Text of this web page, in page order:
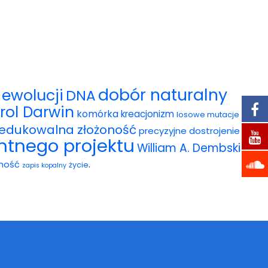
DNAdobór naturalny
Darwin komórkakreacjonizm losowe mutacje
złożonośćprecyzyjne dostrojenie
projektu William A. Dembski
zapis kopalny życie.